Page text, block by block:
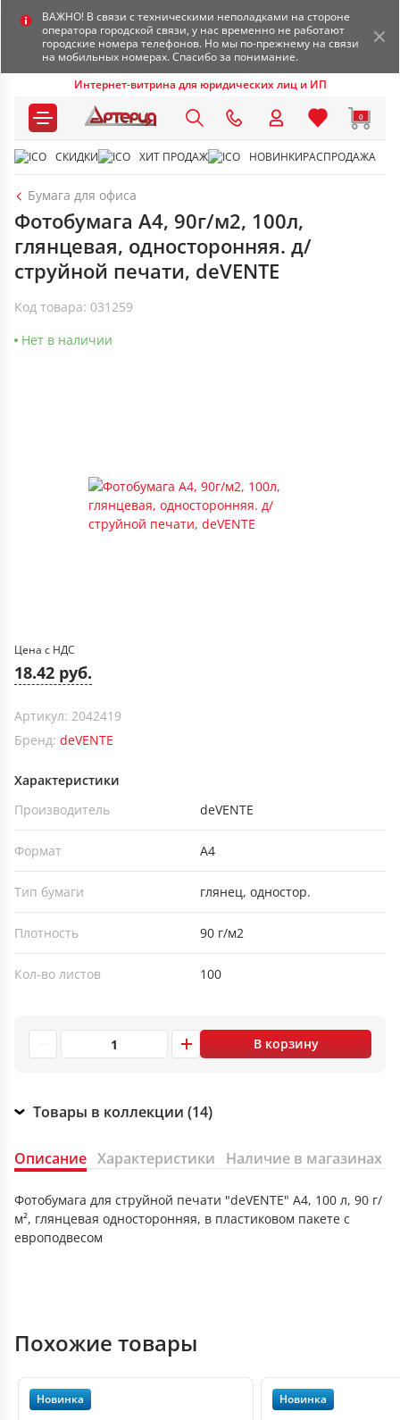
ВАЖНО! В связи с техническими неполадками на стороне
оператора городской связи, у нас временно не работают
городские номера телефонов. Но мы по-прежнему на связи
на мобильных номерах. Спасибо за понимание.
Интернет-витрина для юридических лиц и ИП
0
СКИДКИ ХИТ ПРОДАЖ НОВИНКИРАСПРОДАЖА
Бумага для офиса
Фотобумага А4, 90г/м2, 100л,
глянцевая, односторонняя. д/
струйной печати, deVENTE
Код товара: 031259
Нет в наличии
Цена с НДС
18.42 руб.
Артикул: 2042419
Бренд: deVENTE
Характеристики
Производитель
deVENTE
Формат А4
Тип бумаги глянец, одностор.
Плотность 90 г/м2
Кол-во листов 100
В корзину
Товары в коллекции (14)
Описание Характеристики Наличие в магазинах
Фотобумага для струйной печати "deVENTE" A4, 100 л, 90 г/
м², глянцевая односторонняя, в пластиковом пакете с
европодвесом
Похожие товары
Новинка Новинка